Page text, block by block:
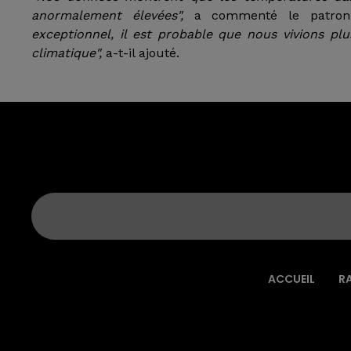
anormalement élevées",a commenté le patron
exceptionnel, il est probable que nous vivions
climatique", a-t-il ajouté.
ACCUEIL